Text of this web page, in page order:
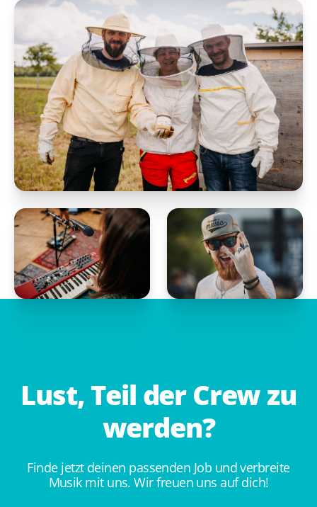
Lust,Teil der Crewzu
werden?
Finde jetzt deinen passenden Job und verbreite
Musik mit uns. Wir freuen uns auf dich!